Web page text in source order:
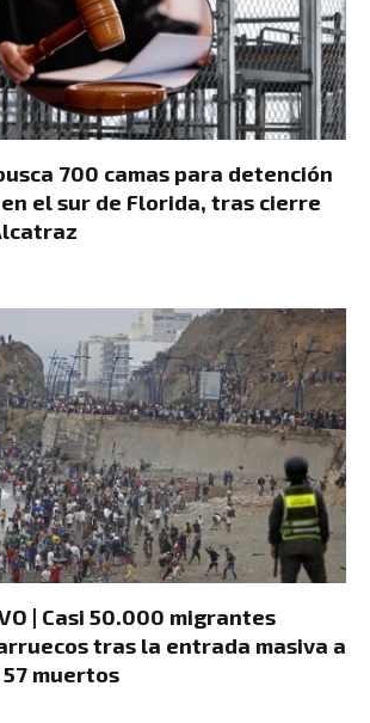
700 camas para detención
el sur de Florida, tras cierre
| Casi 50.000 migrantes
tras la entrada masiva a
muertos